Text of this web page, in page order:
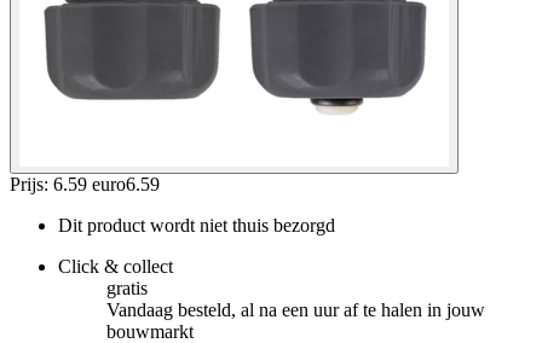
Prijs: 6.59 euro6.59
Dit product wordt niet thuis bezorgd
Click & collect
gratis
Vandaag besteld, al na een uur af te halen in jouw
bouwmarkt